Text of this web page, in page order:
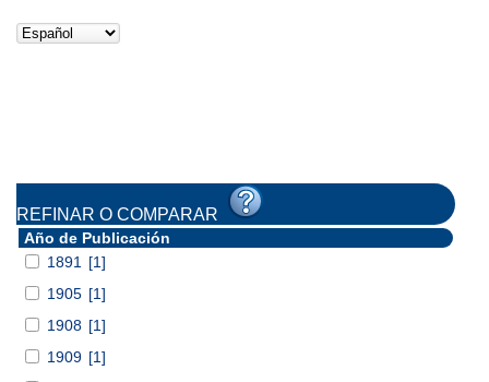
REFINAR O COMPARAR
Año de Publicación
1891
[1]
1905 [1]
1908 [1]
1909 [1]